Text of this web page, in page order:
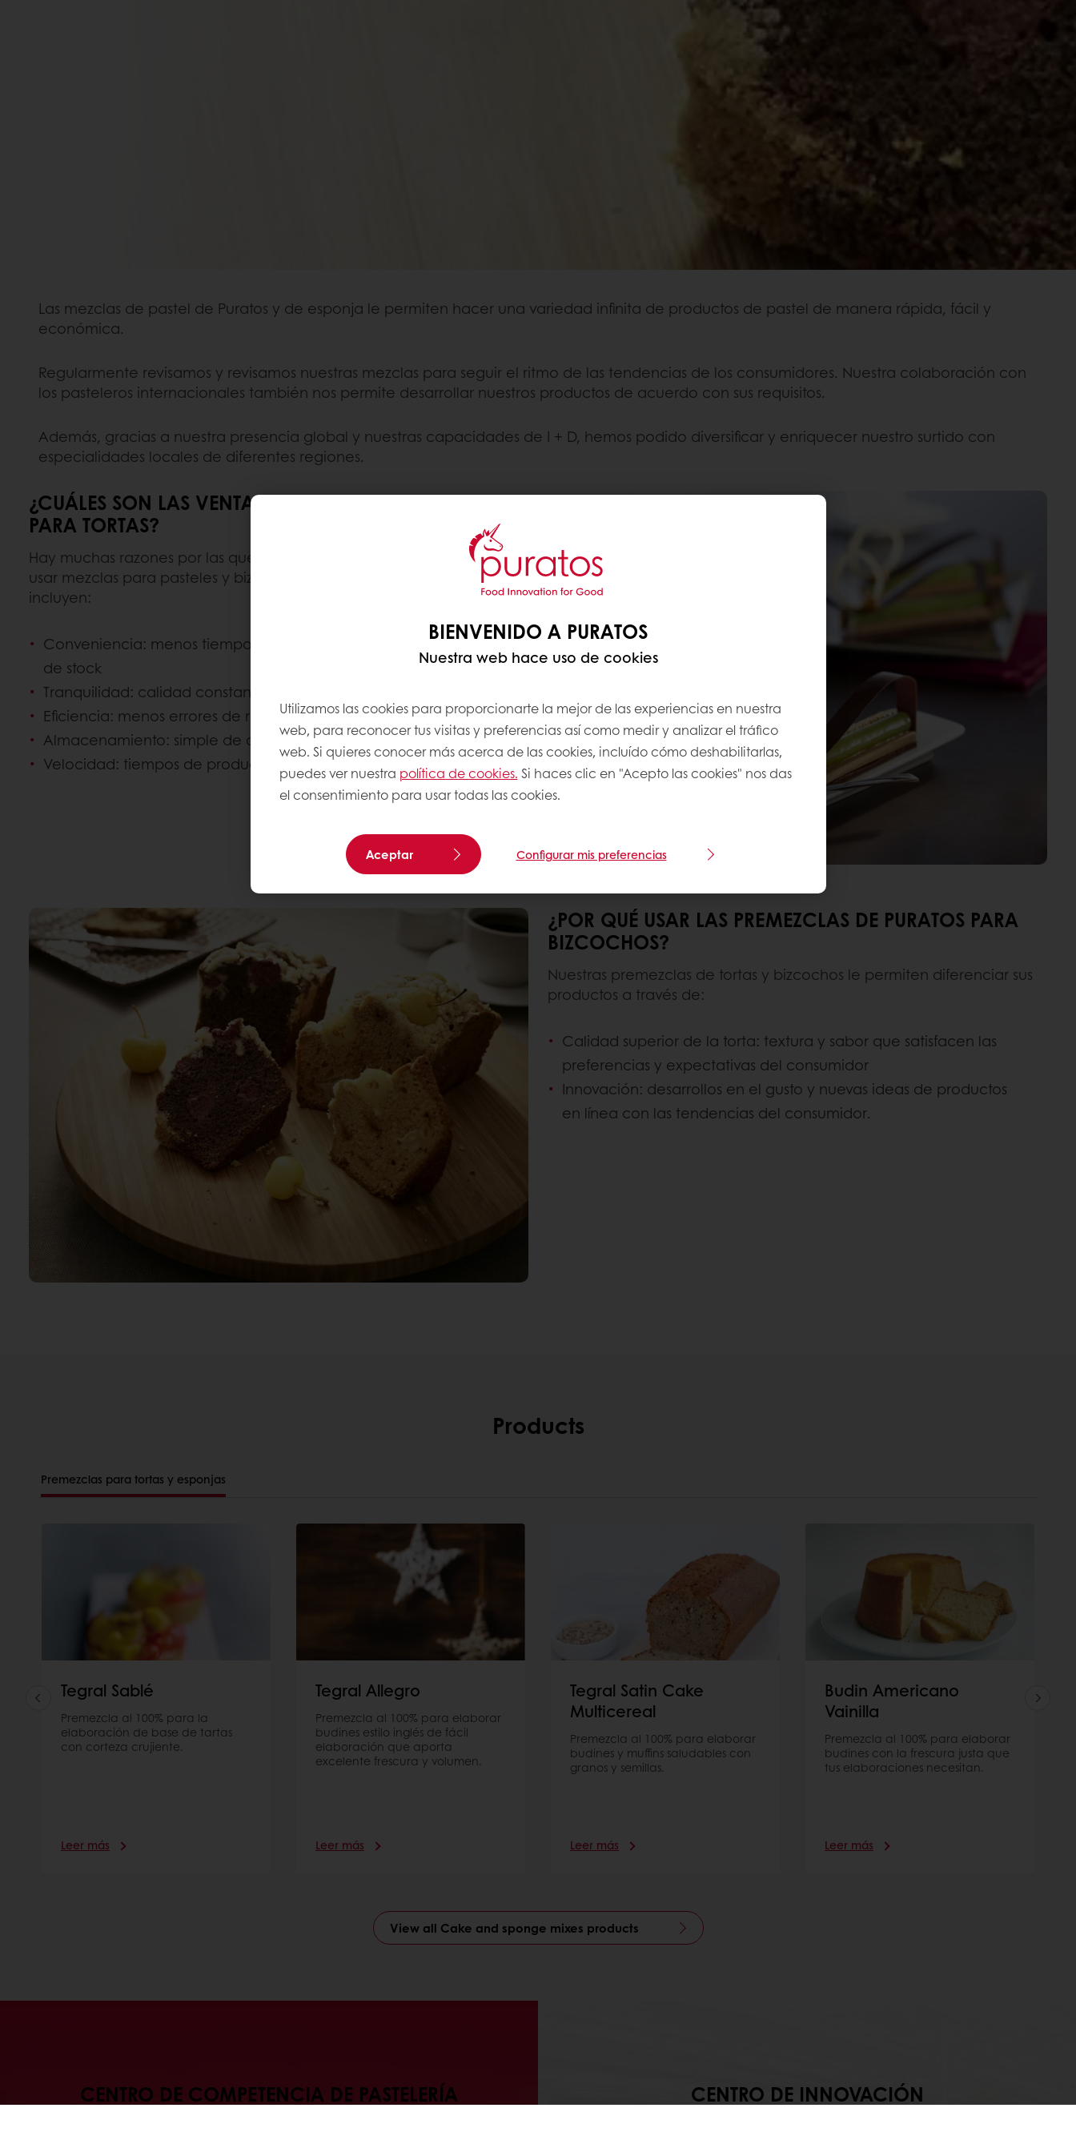
Las mezclas de pastel de Puratos y de esponja le permiten hacer una variedad infinita de productos de pastel de manera rápida, fácil y
económica.
Regularmente revisamos y revisamos nuestras mezclas para seguir el ritmo de las tendencias de los consumidores. Nuestra colaboración con
los pasteleros internacionales también nos permite desarrollar nuestros productos de acuerdo con sus requisitos.
Además, gracias a nuestra presencia global y nuestras capacidades de I + D, hemos podido diversificar y enriquecer nuestro surtido con
especialidades locales de diferentes regiones.
¿CUÁLES SON LAS VENTAJAS DE USAR PREMEZCLAS
PARA TORTAS?
Hay muchas razones por las que los panaderos y los pasteleros eligen
usar mezclas para pasteles y bizcochos. Los beneficios prácticos
incluyen:
Conveniencia: menos tiempo de preparación y menos manejo
de stock
Tranquilidad: calidad constante, hornear después de hornear
Eficiencia: menos errores de receta al escalar
Almacenamiento: simple de almacenar y almacenar
Velocidad: tiempos de producción más cortos.
¿POR QUÉ USAR LAS PREMEZCLAS DE PURATOS PARA
BIZCOCHOS?
Nuestras premezclas de tortas y bizcochos le permiten diferenciar sus
productos a través de:
Calidad superior de la torta: textura y sabor que satisfacen las
preferencias y expectativas del consumidor
Innovación: desarrollos en el gusto y nuevas ideas de productos
en línea con las tendencias del consumidor.
Products
Premezclas para tortas y esponjas
Tegral Sablé
Premezcla al 100% para la
elaboración de base de tartas
con corteza crujiente.
Leer más
Tegral Allegro
Premezcla al 100% para elaborar
budines estilo inglés de fácil
elaboración que aporta
excelente frescura y volumen.
Leer más
Tegral Satin Cake
Multicereal
Premezcla al 100% para elaborar
budines y muffins saludables con
granos y semillas.
Leer más
Budin Americano
Vainilla
Premezcla al 100% para elaborar
budines con la frescura justa que
tus elaboraciones necesitan.
Leer más
View all Cake and sponge mixes products
CENTRO DE COMPETENCIA DE PASTELERÍA
CENTRO DE INNOVACIÓN
BIENVENIDO A PURATOS
Nuestra web hace uso de cookies
Utilizamos las cookies para proporcionarte la mejor de las experiencias en nuestra
web, para reconocer tus visitas y preferencias así como medir y analizar el tráfico
web. Si quieres conocer más acerca de las cookies, incluído cómo deshabilitarlas,
puedes ver nuestra política de cookies. Si haces clic en "Acepto las cookies" nos das
el consentimiento para usar todas las cookies.
Aceptar Configurar mis preferencias